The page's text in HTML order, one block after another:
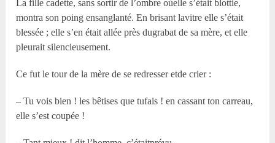
La fille cadette, sans sortir de l’ombre oùelle s’était blottie,
montra son poing ensanglanté. En brisant lavitre elle s’était
blessée ; elle s’en était allée près dugrabat de sa mère, et elle
pleurait silencieusement.
Ce fut le tour de la mère de se redresser etde crier :
– Tu vois bien ! les bêtises que tufais ! en cassant ton carreau,
elle s’est coupée !